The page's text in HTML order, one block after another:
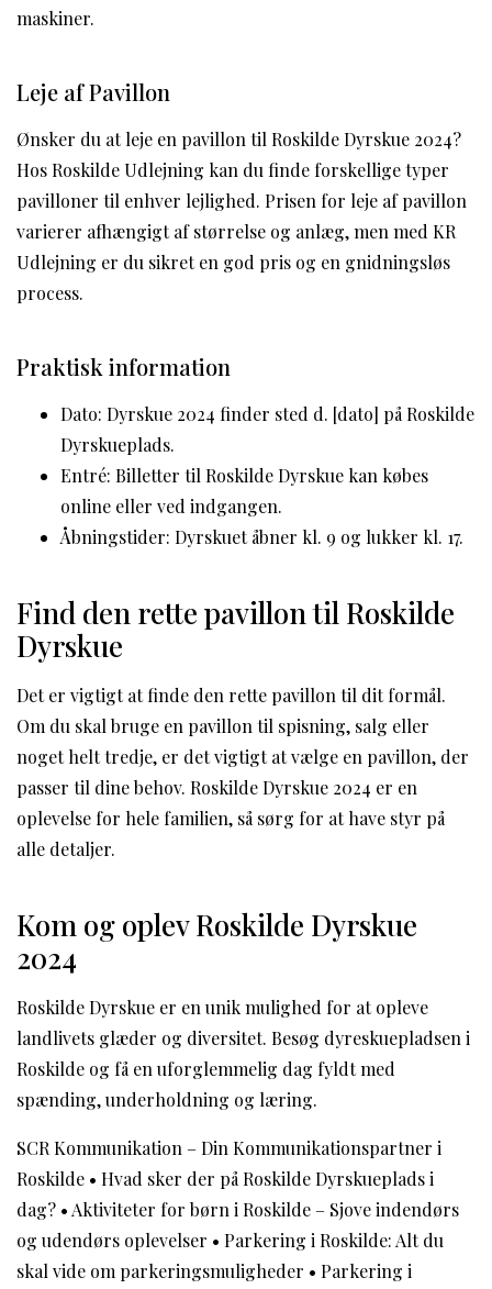
maskiner.
Leje af Pavillon
Ønsker du at leje en pavillon til Roskilde Dyrskue 2024?
Hos Roskilde Udlejning kan du finde forskellige typer
pavilloner til enhver lejlighed. Prisen for leje af pavillon
varierer afhængigt af størrelse og anlæg, men med KR
Udlejning er du sikret en god pris og en gnidningsløs
process.
Praktisk information
Dato: Dyrskue 2024 finder sted d. [dato] på Roskilde
Dyrskueplads.
Entré: Billetter til Roskilde Dyrskue kan købes
online eller ved indgangen.
Åbningstider: Dyrskuet åbner kl. 9 og lukker kl. 17.
Find den rette pavillon til Roskilde
Dyrskue
Det er vigtigt at finde den rette pavillon til dit formål.
Om du skal bruge en pavillon til spisning, salg eller
noget helt tredje, er det vigtigt at vælge en pavillon, der
passer til dine behov. Roskilde Dyrskue 2024 er en
oplevelse for hele familien, så sørg for at have styr på
alle detaljer.
Kom og oplev Roskilde Dyrskue
2024
Roskilde Dyrskue er en unik mulighed for at opleve
landlivets glæder og diversitet. Besøg dyreskuepladsen i
Roskilde og få en uforglemmelig dag fyldt med
spænding, underholdning og læring.
SCR Kommunikation – Din Kommunikationspartner i
Roskilde • Hvad sker der på Roskilde Dyrskueplads i
dag? • Aktiviteter for børn i Roskilde – Sjove indendørs
og udendørs oplevelser • Parkering i Roskilde: Alt du
skal vide om parkeringsmuligheder • Parkering i